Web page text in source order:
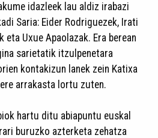
idazleek lau aldiz irabazi
Saria: Eider Rodriguezek, Irati
eta Uxue Apaolazak. Era berean
sarietatik itzulpenetara
kontakizun lanek zein Katixa
arrakasta lortu zuten.
hartu ditu abiapuntu euskal
buruzko azterketa zehatza